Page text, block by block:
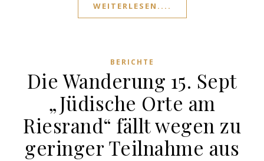
WEITERLESEN....
BERICHTE
Die Wanderung 15. Sept
„Jüdische Orte am
Riesrand“ fällt wegen zu
geringer Teilnahme aus